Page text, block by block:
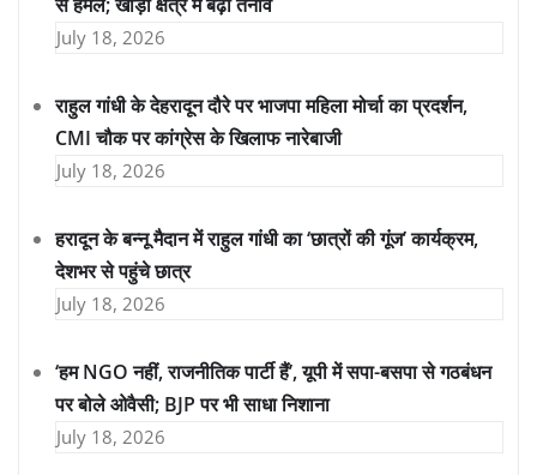
से हमले; खाड़ी क्षेत्र में बढ़ा तनाव
July 18, 2026
राहुल गांधी के देहरादून दौरे पर भाजपा महिला मोर्चा का प्रदर्शन,
CMI चौक पर कांग्रेस के खिलाफ नारेबाजी
July 18, 2026
हरादून के बन्नू मैदान में राहुल गांधी का ‘छात्रों की गूंज’ कार्यक्रम,
देशभर से पहुंचे छात्र
July 18, 2026
‘हम NGO नहीं, राजनीतिक पार्टी हैं’, यूपी में सपा-बसपा से गठबंधन
पर बोले ओवैसी; BJP पर भी साधा निशाना
July 18, 2026